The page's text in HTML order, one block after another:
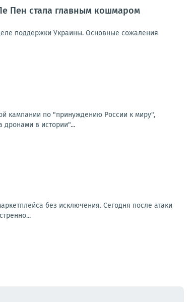
Пен стала главным кошмаром
поддержки Украины. Основные сожаления
кампании по "принуждению России к миру",
дронами в истории"...
без исключения. Сегодня после атаки